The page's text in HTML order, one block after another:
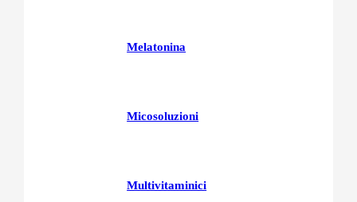
Melatonina
Micosoluzioni
Multivitaminici